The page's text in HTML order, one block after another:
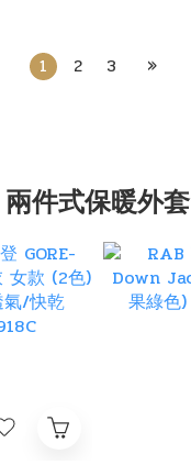
1 2 3 »
兩件式保暖外套